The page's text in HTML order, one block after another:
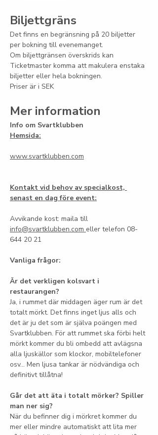
Biljettgräns
Det finns en begränsning på 20 biljetter
per bokning till evenemanget.
Om biljettgränsen överskrids kan
Ticketmaster komma att makulera enstaka
biljetter eller hela bokningen.
Priser är i SEK
Mer information
Info om Svartklubben
Hemsida:
www.svartklubben.com
Kontakt vid behov av specialkost,
senast en dag före event:
Avvikande kost: maila till
info@svartklubben.com eller telefon 08-
644 20 21
Vanliga frågor:
Är det verkligen kolsvart i
restaurangen?
Ja, i rummet där middagen äger rum är det
totalt mörkt. Det finns inget ljus alls och
det är ju det som är själva poängen med
Svartklubben. För att rummet ska förbi helt
mörkt kommer du bli ombedd att avlägsna
alla ljuskällor som klockor, mobiltelefoner
osv… Men ljusa tankar är nödvändiga och
definitivt tillåtna!
Går det att äta i totalt mörker? Spiller
man ner sig?
När du befinner dig i mörkret kommer du
mer eller mindre automatiskt att lita mer